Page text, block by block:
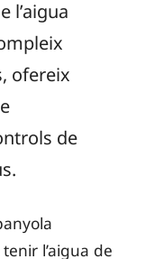
l’aigua
ofereix
de
l’aigua de